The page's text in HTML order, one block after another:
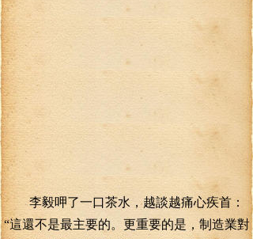
李毅呷了一口茶水，越談越痛心疾首：
“這還不是最主要的。更重要的是，制造業對